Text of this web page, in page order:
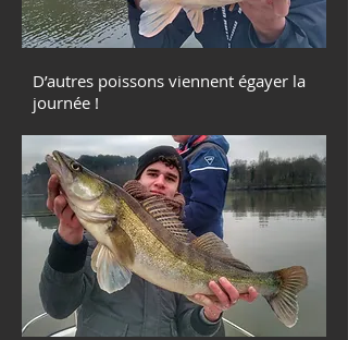
D’autres poissons viennent égayer la
journée !